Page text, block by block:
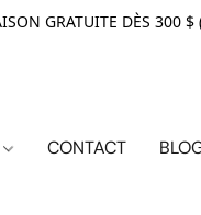
GRATUITE DÈS
CONTACT